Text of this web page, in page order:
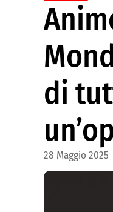
di
28 Maggio 2025